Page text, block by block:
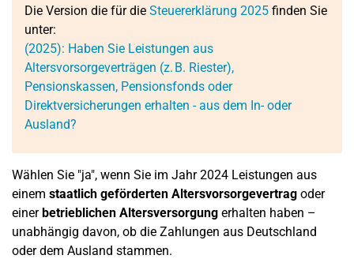
Die Version die für die Steuererklärung 2025 finden Sie
unter:
(2025): Haben Sie Leistungen aus
Altersvorsorgeverträgen (z. B. Riester),
Pensionskassen, Pensionsfonds oder
Direktversicherungen erhalten - aus dem In- oder
Ausland?
Wählen Sie "ja", wenn Sie im Jahr 2024 Leistungen aus
einem staatlich geförderten Altersvorsorgevertrag oder
einerbetrieblichen Altersversorgung erhalten haben –
unabhängig davon, ob die Zahlungen aus Deutschland
oder dem Ausland stammen.